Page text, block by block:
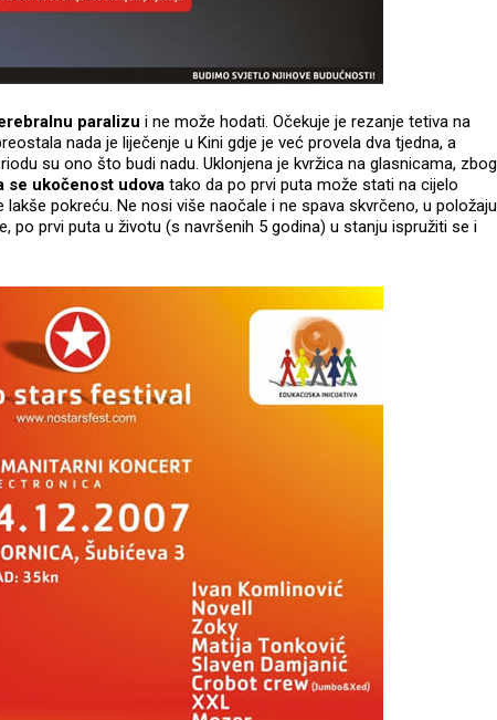
paralizu i ne može hodati. Očekuje je rezanje tetiva na
nada je liječenje u Kini gdje je već provela dva tjedna, a
su ono što budi nadu. Uklonjena je kvržica na glasnicama, zbog
se ukočenost udova tako da po prvi puta može stati na cijelo
pokreću. Ne nosi više naočale i ne spava skvrčeno, u položaju
po prvi puta u životu (s navršenih 5 godina) u stanju ispružiti se i